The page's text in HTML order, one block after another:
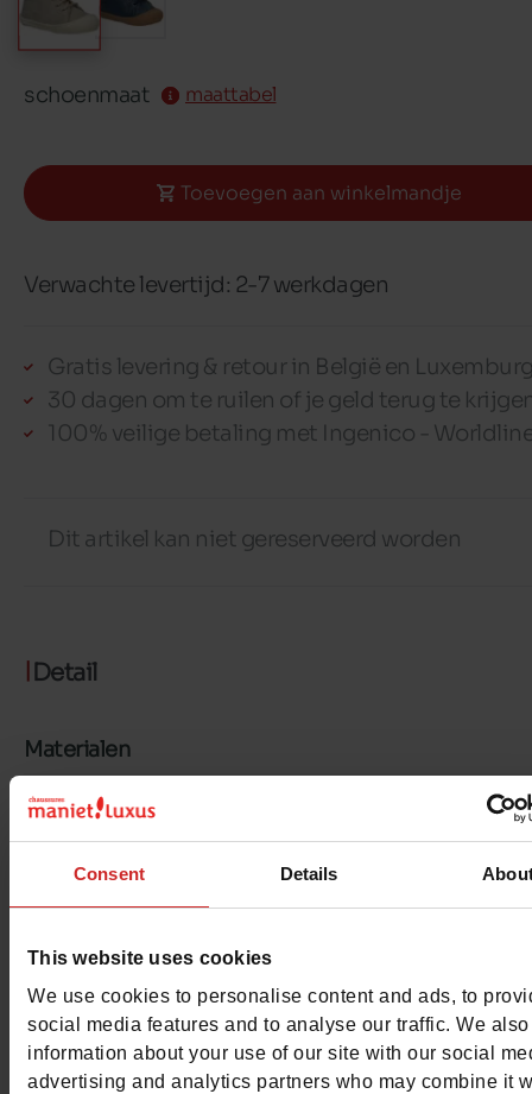
Consent Details
This website uses cookies
We use cookies to personalise content and ads, to
social media features and to analyse our traffic. We
information about your use of our site with our social
advertising and analytics partners who may combine it
schoenmaat maattabel
Toevoegen aan winkelmandje
Verwachte levertijd: 2-7 werkdagen
Gratis levering & retour in België en
30 dagen om te ruilen of je geld terug te
100% veilige betaling met Ingenico -
Dit artikel kan niet gereserveerd worden
Detail
Materialen
Voering
Zool GEGOMD
Kenmerken
Color PLATINA